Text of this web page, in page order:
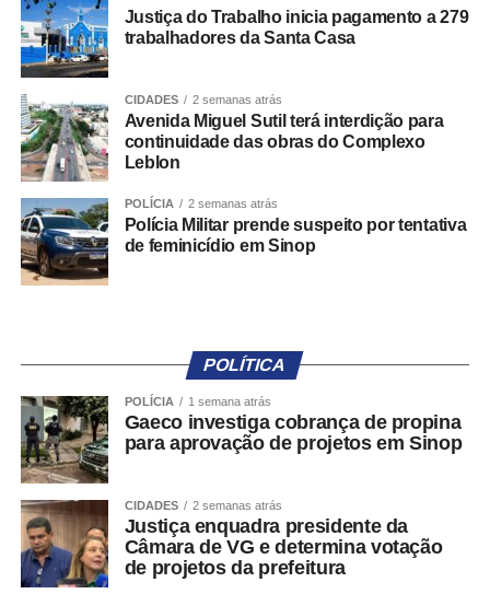
pais e responsáveis pelas meninas atendidas. O
momento reforça as ações de fortalecimento dos vínculos
entre as participantes, suas famílias e a comunidade.
Vinculado à Secretaria Municipal de Assistência Social,
Direitos Humanos e Inclusão, o Programa Siminina tem
como madrinha a primeira-dama de Cuiabá, Samantha
Iris. Atualmente, a iniciativa atende 1.402 meninas, com
idades entre 6 e 14 anos, em 18 unidades distribuídas
pela capital.
oficinas de matemática, práticas esportivas, rodas de
contribuindo para o desenvolvimento social, educacional
e emocional das participantes.
CRONOGRAMA SEMANAL | 29/06 a 03/07
Festas Juninas
Data: Terça-feira (30/06)
Justiça do Trabalho inicia pagamento a 279
trabalhadores da Santa Casa
CIDADES 2 semanas atrás
Avenida Miguel Sutil terá interdição para
continuidade das obras do Complexo
Leblon
POLÍCIA 2 semanas atrás
Polícia Militar prende suspeito por tentativa
de feminicídio em Sinop
POLÍTICA
POLÍCIA 1 semana atrás
Gaeco investiga cobrança de propina
para aprovação de projetos em Sinop
CIDADES 2 semanas atrás
Justiça enquadra presidente da
Câmara de VG e determina votação
de projetos da prefeitura